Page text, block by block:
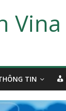
Vina
TIN